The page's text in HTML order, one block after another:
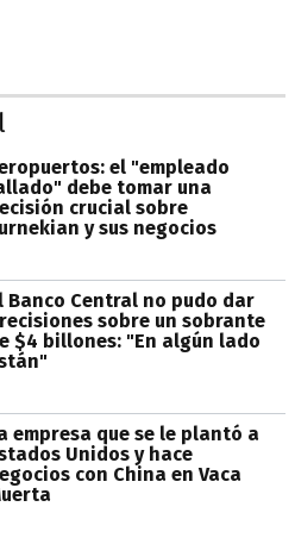
el "empleado
debe tomar una
crucial sobre
y sus negocios
Banco Central no pudo dar
sobre un sobrante
$4 billones: "En algún lado
empresa que se le plantó a
Unidos y hace
con China en Vaca